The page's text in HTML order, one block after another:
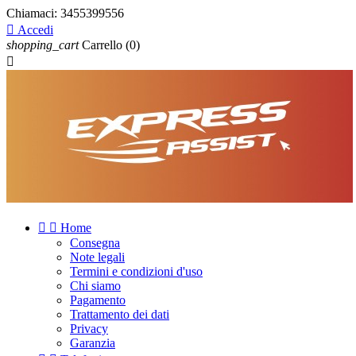
Chiamaci: 3455399556
 Accedi
shopping_cart Carrello (0)

  Home
Consegna
Note legali
Termini e condizioni d'uso
Chi siamo
Pagamento
Trattamento dei dati
Privacy
Garanzia